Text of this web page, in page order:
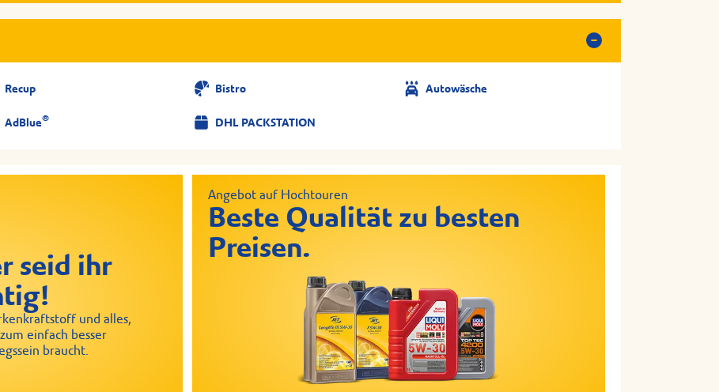
Recup Bistro Autowäsche
AdBlue® DHL PACKSTATION
seid ihr
und alles,
einfach besser
braucht.
Angebot auf Hochtouren
Beste Qualität zu besten
Preisen.